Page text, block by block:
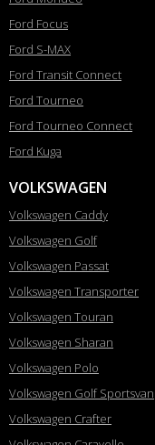
Ford Focus
Ford S-MAX
Ford Transit Connect
Ford Tourneo
Ford Tourneo Connect
Ford Kuga
VOLKSWAGEN
Volkswagen Caddy
Volkswagen Golf
Volkswagen Passat
Volkswagen Transporter
Volkswagen Touran
Volkswagen Sharan
Volkswagen Polo
Volkswagen Golf Sportsvan
Volkswagen Crafter